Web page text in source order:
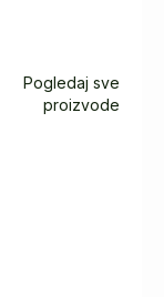
Pogledaj sve
proizvode